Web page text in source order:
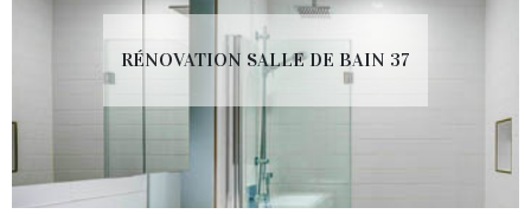
RÉNOVATION SALLE DE BAIN 37